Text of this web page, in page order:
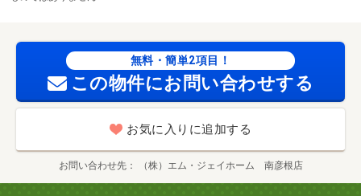
無料・簡単2項目！
この物件にお問い合わせする
お気に入りに追加する
お問い合わせ先 （株）エム・ジェイホーム 南彦根店